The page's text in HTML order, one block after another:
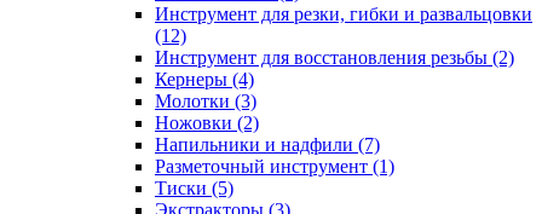
Инструмент для резки, гибки и развальцовки
(12)
Инструмент для восстановления резьбы (2)
Кернеры (4)
Молотки (3)
Ножовки (2)
Напильники и надфили (7)
Разметочный инструмент (1)
Тиски (5)
Экстракторы (3)